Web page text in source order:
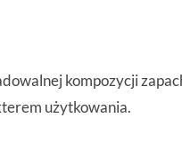
kompozycji
użytkowania.